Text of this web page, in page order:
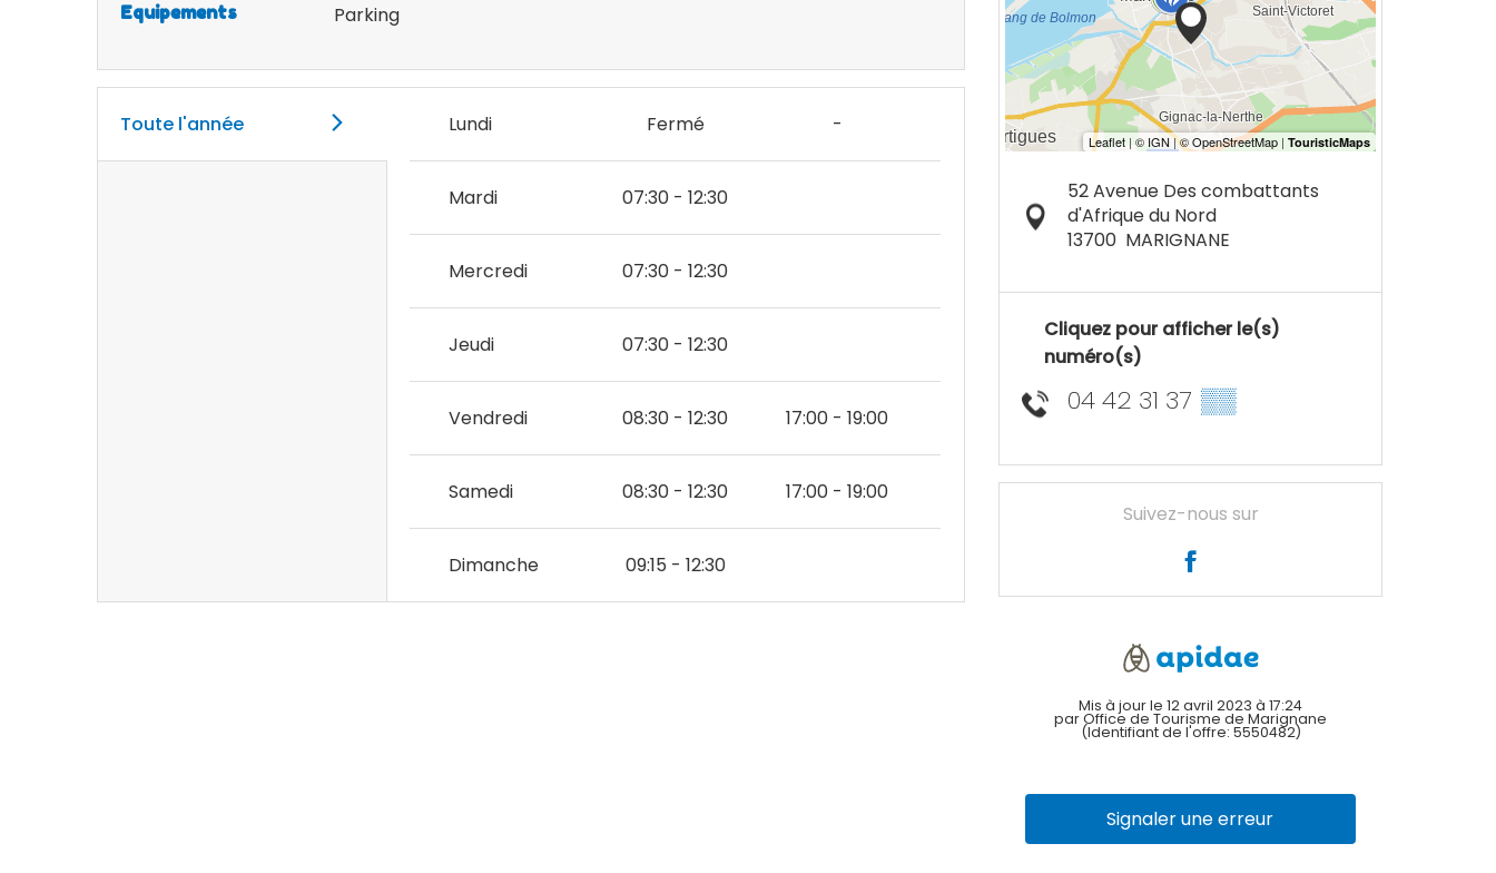
Equipements Parking
Toute l'année Lundi Fermé -
Mardi 07:30 - 12:30
Mercredi 07:30 - 12:30
Jeudi 07:30 - 12:30
Vendredi 08:30 - 12:30 17:00 - 19:00
Samedi 08:30 - 12:30 17:00 - 19:00
Dimanche 09:15 - 12:30
52 Avenue Des combattants
d'Afrique du Nord
13700 MARIGNANE
Cliquez pour afficher le(s)
numéro(s)
04 42 31 37 ▒▒
Suivez-nous sur
Mis à jour le 12 avril 2023 à 17:24
par Office de Tourisme de Marignane
(Identifiant de l'offre: 5550482)
Signaler une erreur